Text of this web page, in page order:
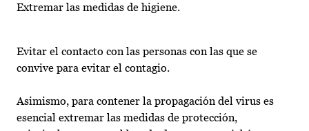
Extremar las medidas de higiene.
Evitar el contacto con las personas con las que se
convive para evitar el contagio.
Asimismo, para contener la propagación del virus es
esencial extremar las medidas de protección,